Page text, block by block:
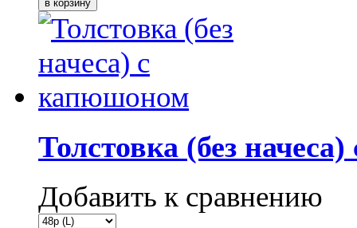
Толстовка (без
Добавить к сравнению